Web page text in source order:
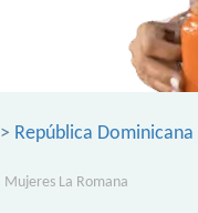
> República Dominicana
Mujeres La Romana